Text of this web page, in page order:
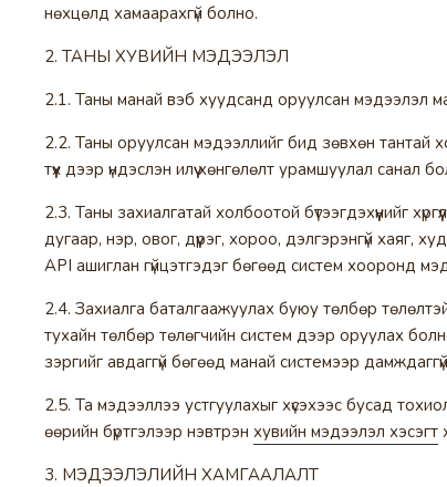
нөхцөлд хамаарахгүй болно.
2. ТАНЫ ХУВИЙН МЭДЭЭЛЭЛ
2.1. Таны манай вэб хуудсанд оруулсан мэдээлэл
2.2. Таны оруулсан мэдээллийг бид зөвхөн тантай
түүх дээр үндэслэн илүү хөнгөлөлт урамшуулал
2.3. Таны захиалгатай холбоотой бүтээгдэхүүнийг
дугаар, нэр, овог, дүүрэг, хороо, дэлгэрэнгүй хаяг,
API ашиглан гүйцэтгэдэг бөгөөд систем хооронд
2.4. Захиалга баталгаажуулах буюу төлбөр
тухайн төлбөр төлөгчийн систем дээр оруулах
зэргийг авдаггүй бөгөөд манай системээр
2.5. Та мэдээллээ устгуулахыг хүсэхээс бусад
өөрийн бүртгэлээр нэвтрэн хувийн мэдээлэл хэсэгт
3. МЭДЭЭЛЭЛИЙН ХАМГААЛАЛТ